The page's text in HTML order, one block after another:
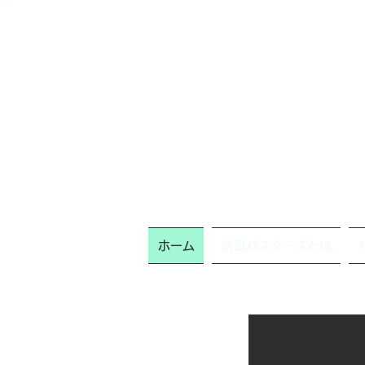
ホーム